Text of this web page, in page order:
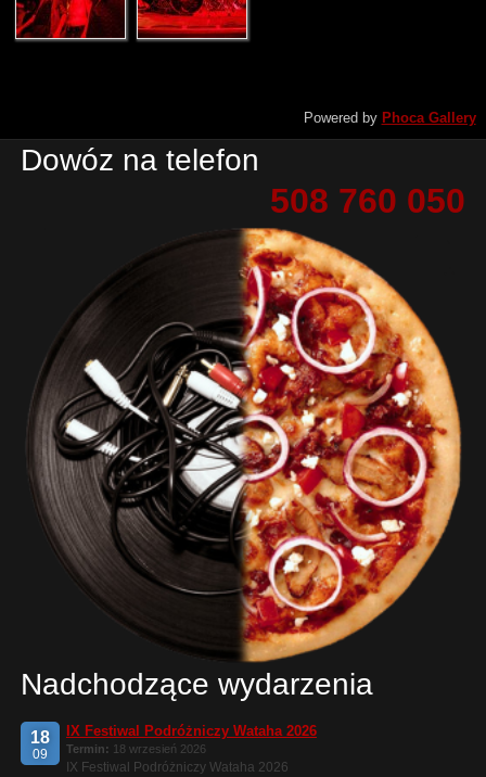
Powered by Phoca Gallery
Dowóz na telefon
508 760 050
Nadchodzące wydarzenia
18
09
IX Festiwal Podróżniczy Wataha 2026
Termin: 18 wrzesień 2026
IX Festiwal Podróżniczy Wataha 2026